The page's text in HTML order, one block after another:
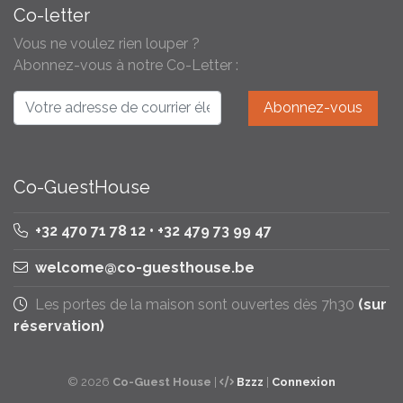
Co-letter
Vous ne voulez rien louper ?
Abonnez-vous à notre Co-Letter :
Co-GuestHouse
+32 470 71 78 12 • +32 479 73 99 47
welcome@co-guesthouse.be
Les portes de la maison sont ouvertes dès 7h30 (sur
réservation)
© 2026 Co-Guest House | Bzzz | Connexion